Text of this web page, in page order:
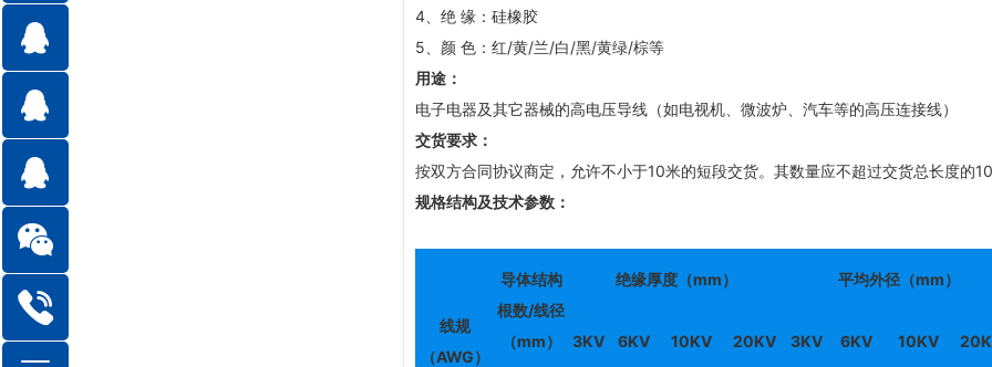
4、绝 缘：硅橡胶
5、颜 色：红/黄/兰/白/黑/黄绿/棕等
用途：
电子电器及其它器械的高电压导线（如电视机、微波炉、汽车等的高压连接线）
交货要求：
按双方合同协议商定，允许不小于10米的短段交货。其数量应不超过交货总长度的
规格结构及技术参数：
线规
（AWG）
导体结构
根数/线径
（mm）
绝缘厚度（mm） 平均外径（mm）
3KV 6KV 10KV 20KV 3KV 6KV 10KV